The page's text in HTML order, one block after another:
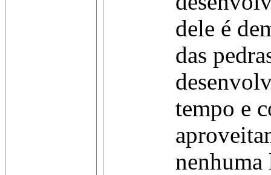
dele é
das
tempo e
nenhuma